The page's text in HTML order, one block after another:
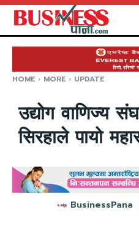
HOME MORE UPDATE
उद्योग वाणिज्य
सिरहाले पायो
BusinessPana